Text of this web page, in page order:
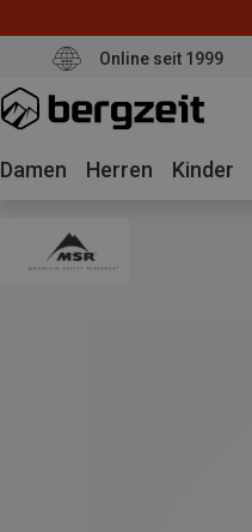
Online seit 1999
Damen Herren Kinder